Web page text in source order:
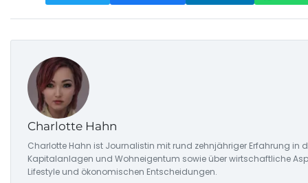
Charlotte Hahn
Charlotte Hahn ist Journalistin mit rund zehnjähriger Erfahrung in
Kapitalanlagen und Wohneigentum sowie über wirtschaftliche
Lifestyle und ökonomischen Entscheidungen.